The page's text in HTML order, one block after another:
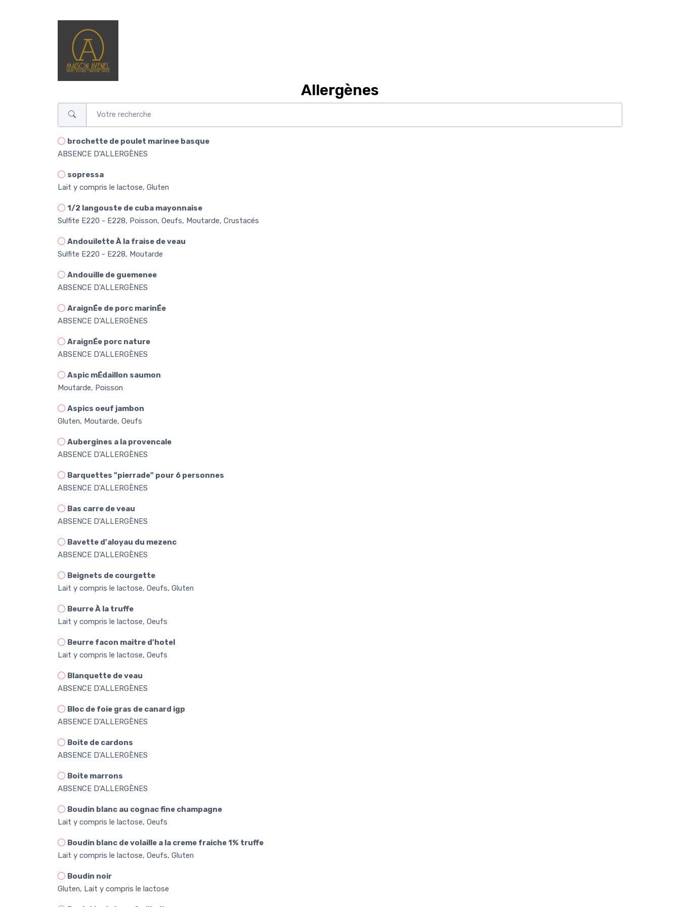
Allergènes
brochette de poulet marinee basque
ABSENCE D'ALLERGÈNES
sopressa
Lait y compris le lactose, Gluten
1/2 langouste de cuba mayonnaise
Sulfite E220 - E228, Poisson, Oeufs, Moutarde, Crustacés
Andouilette À la fraise de veau
Sulfite E220 - E228, Moutarde
Andouille de guemenee
ABSENCE D'ALLERGÈNES
AraignÉe de porc marinÉe
ABSENCE D'ALLERGÈNES
AraignÉe porc nature
ABSENCE D'ALLERGÈNES
Aspic mÉdaillon saumon
Moutarde, Poisson
Aspics oeuf jambon
Gluten, Moutarde, Oeufs
Aubergines a la provencale
ABSENCE D'ALLERGÈNES
Barquettes "pierrade" pour 6 personnes
ABSENCE D'ALLERGÈNES
Bas carre de veau
ABSENCE D'ALLERGÈNES
Bavette d'aloyau du mezenc
ABSENCE D'ALLERGÈNES
Beignets de courgette
Lait y compris le lactose, Oeufs, Gluten
Beurre À la truffe
Lait y compris le lactose, Oeufs
Beurre facon maitre d'hotel
Lait y compris le lactose, Oeufs
Blanquette de veau
ABSENCE D'ALLERGÈNES
Bloc de foie gras de canard igp
ABSENCE D'ALLERGÈNES
Boite de cardons
ABSENCE D'ALLERGÈNES
Boite marrons
ABSENCE D'ALLERGÈNES
Boudin blanc au cognac fine champagne
Lait y compris le lactose, Oeufs
Boudin blanc de volaille a la creme fraiche 1% truffe
Lait y compris le lactose, Oeufs, Gluten
Boudin noir
Gluten, Lait y compris le lactose